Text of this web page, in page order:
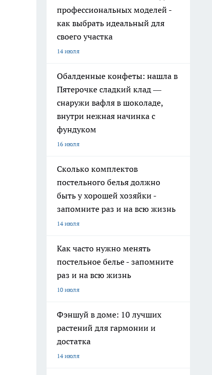
профессиональных моделей -
как выбрать идеальный для
своего участка
14 июля
Обалденные конфеты: нашла в
Пятерочке сладкий клад —
снаружи вафля в шоколаде,
внутри нежная начинка с
фундуком
16 июля
Сколько комплектов
постельного белья должно
быть у хорошей хозяйки -
запомните раз и на всю жизнь
14 июля
Как часто нужно менять
постельное белье - запомните
раз и на всю жизнь
10 июля
Фэншуй в доме: 10 лучших
растений для гармонии и
достатка
14 июля